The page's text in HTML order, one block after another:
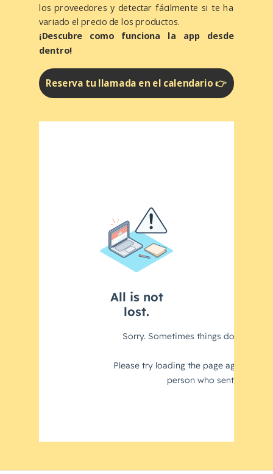
Reserva tu llamada en el calendario 👉
los proveedores y detectar fácilmente si te ha
variado el precio de los productos.
¡Descubre como funciona la app desde
dentro!